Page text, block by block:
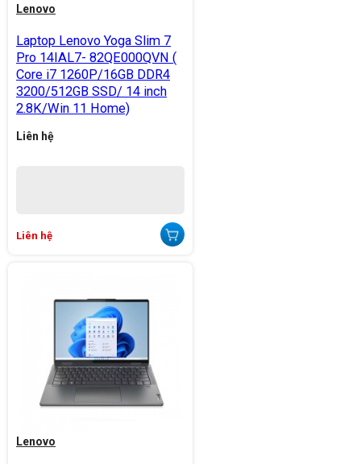
Lenovo
Laptop Lenovo Yoga Slim 7
Pro 14IAL7- 82QE000QVN (
Core i7 1260P/16GB DDR4
3200/512GB SSD/ 14 inch
2.8K/Win 11 Home)
Liên hệ
Liên hệ
Lenovo